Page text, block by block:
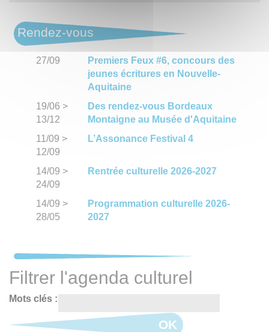
Rendez-vous
27/09
Premiers Feux #6, concours des
jeunes écritures en Nouvelle-
Aquitaine
19/06 >
13/12
Des rendez-vous Bordeaux
Montaigne au Musée d'Aquitaine
11/09 >
12/09
L’Assonance Festival 4
14/09 >
24/09
Rentrée culturelle 2026-2027
14/09 >
28/05
Programmation culturelle 2026-
2027
Filtrer l'agenda culturel
Mots clés :
OK